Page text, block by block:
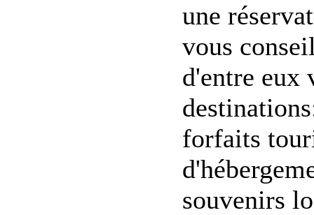
une
vous
d'entre eux
forfaits
souvenirs